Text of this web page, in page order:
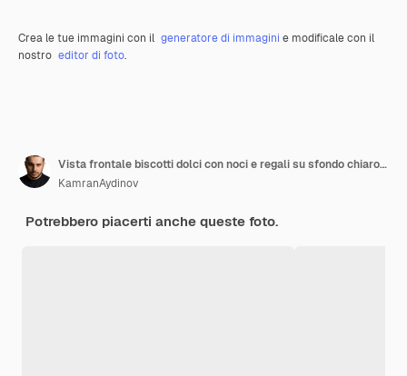
Crea le tue immagini con il generatore di immagini e modificale con il
nostro editor di foto.
Vista frontale biscotti dolci con noci e regali su sfondo chiaro zucchero tè torta biscotto torta dolce pasticceria
KamranAydinov
Potrebbero piacerti anche queste foto.